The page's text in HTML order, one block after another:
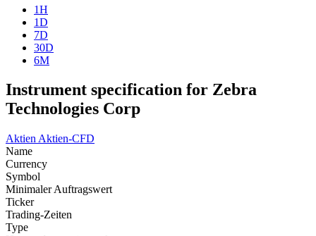
1H
1D
7D
30D
6M
Instrument specification for Zebra
Technologies Corp
Aktien Aktien-CFD
Name
Currency
Symbol
Minimaler Auftragswert
Ticker
Trading-Zeiten
Type